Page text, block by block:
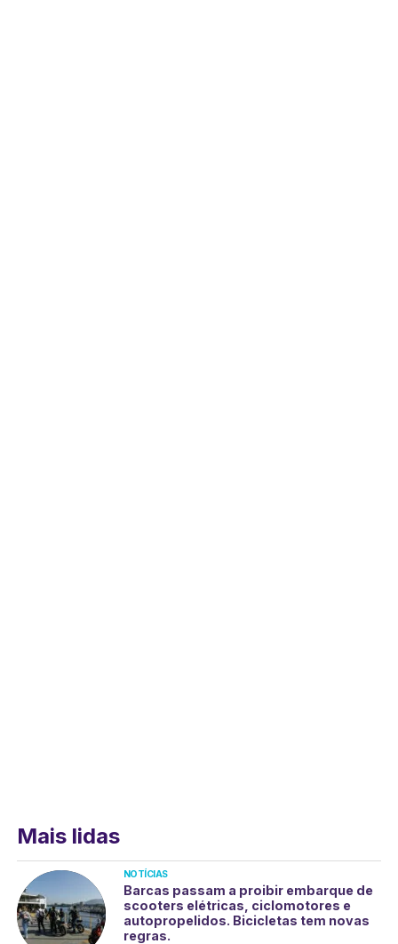
Mais lidas
NOTÍCIAS
Barcas passam a proibir embarque de
scooters elétricas, ciclomotores e
autopropelidos. Bicicletas tem novas
regras.